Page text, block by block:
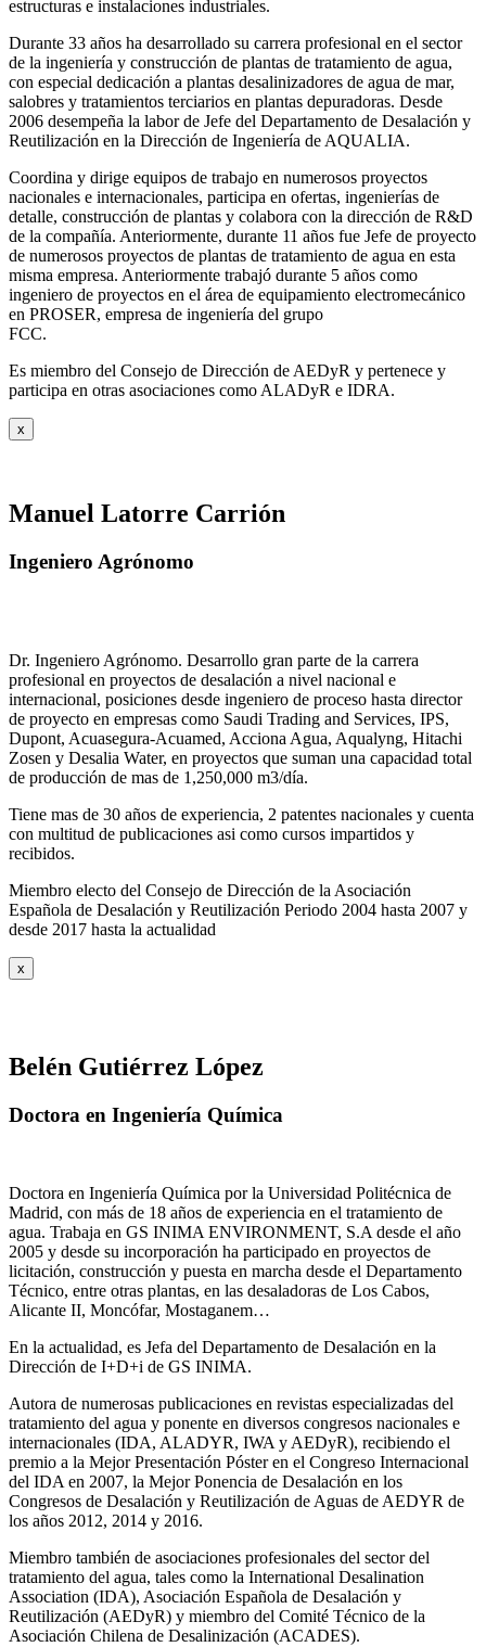
estructuras e instalaciones industriales.
Durante 33 años ha desarrollado su carrera profesional en el sector
de la ingeniería y construcción de plantas de tratamiento de agua,
con especial dedicación a plantas desalinizadores de agua de mar,
salobres y tratamientos terciarios en plantas depuradoras. Desde
2006 desempeña la labor de Jefe del Departamento de Desalación y
Reutilización en la Dirección de Ingeniería de AQUALIA.
Coordina y dirige equipos de trabajo en numerosos proyectos
nacionales e internacionales, participa en ofertas, ingenierías de
detalle, construcción de plantas y colabora con la dirección de R&D
de la compañía. Anteriormente, durante 11 años fue Jefe de proyecto
de numerosos proyectos de plantas de tratamiento de agua en esta
misma empresa. Anteriormente trabajó durante 5 años como
ingeniero de proyectos en el área de equipamiento electromecánico
en PROSER, empresa de ingeniería del grupo
FCC.
Es miembro del Consejo de Dirección de AEDyR y pertenece y
participa en otras asociaciones como ALADyR e IDRA.
x
Manuel Latorre Carrión
Ingeniero Agrónomo
Dr. Ingeniero Agrónomo. Desarrollo gran parte de la carrera
profesional en proyectos de desalación a nivel nacional e
internacional, posiciones desde ingeniero de proceso hasta director
de proyecto en empresas como Saudi Trading and Services, IPS,
Dupont, Acuasegura-Acuamed, Acciona Agua, Aqualyng, Hitachi
Zosen y Desalia Water, en proyectos que suman una capacidad total
de producción de mas de 1,250,000 m3/día.
Tiene mas de 30 años de experiencia, 2 patentes nacionales y cuenta
con multitud de publicaciones asi como cursos impartidos y
recibidos.
Miembro electo del Consejo de Dirección de la Asociación
Española de Desalación y Reutilización Periodo 2004 hasta 2007 y
desde 2017 hasta la actualidad
x
Belén Gutiérrez López
Doctora en Ingeniería Química
Doctora en Ingeniería Química por la Universidad Politécnica de
Madrid, con más de 18 años de experiencia en el tratamiento de
agua. Trabaja en GS INIMA ENVIRONMENT, S.A desde el año
2005 y desde su incorporación ha participado en proyectos de
licitación, construcción y puesta en marcha desde el Departamento
Técnico, entre otras plantas, en las desaladoras de Los Cabos,
Alicante II, Moncófar, Mostaganem…
En la actualidad, es Jefa del Departamento de Desalación en la
Dirección de I+D+i de GS INIMA.
Autora de numerosas publicaciones en revistas especializadas del
tratamiento del agua y ponente en diversos congresos nacionales e
internacionales (IDA, ALADYR, IWA y AEDyR), recibiendo el
premio a la Mejor Presentación Póster en el Congreso Internacional
del IDA en 2007, la Mejor Ponencia de Desalación en los
Congresos de Desalación y Reutilización de Aguas de AEDYR de
los años 2012, 2014 y 2016.
Miembro también de asociaciones profesionales del sector del
tratamiento del agua, tales como la International Desalination
Association (IDA), Asociación Española de Desalación y
Reutilización (AEDyR) y miembro del Comité Técnico de la
Asociación Chilena de Desalinización (ACADES).